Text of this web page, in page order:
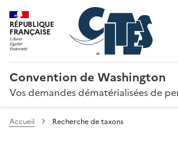
RÉPUBLIQUE
FRANÇAISE
Convention de Washington
Vos demandes dématérialisées de
Accueil Recherche de taxons